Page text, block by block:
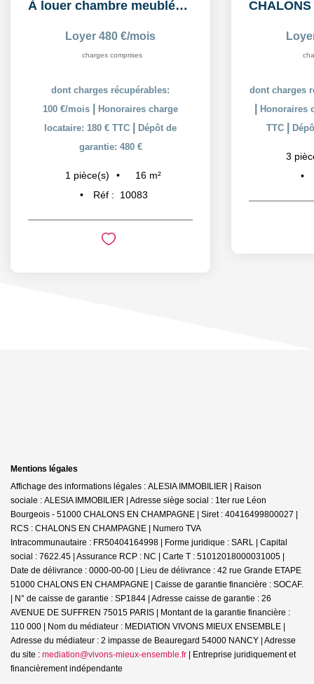
À louer chambre meublée de 16,26 m² dans un logement...
Loyer 480 €/mois
charges comprises
dont charges récupérables:
100 €/mois
Honoraires charge
locataire: 180 € TTC
Dépôt de
garantie: 480 €
1 pièce(s) 16 m²
Réf :
10083
dont charges
Honoraires
TTC
3
Mentions légales
Affichage des informations légales : ALESIA IMMOBILIER | Raison
sociale : ALESIA IMMOBILIER | Adresse siège social : 1ter rue Léon
Bourgeois - 51000 CHALONS EN CHAMPAGNE | Siret : 40416499800027 |
RCS : CHALONS EN CHAMPAGNE | Numero TVA
Intracommunautaire : FR50404164998 | Forme juridique : SARL | Capital
social : 7622.45 | Assurance RCP : NC | Carte T : 51012018000031005 |
Date de délivrance : 0000-00-00 | Lieu de délivrance : 42 rue Grande ETAPE
51000 CHALONS EN CHAMPAGNE | Caisse de garantie financière : SOCAF.
| N° de caisse de garantie : SP1844 | Adresse caisse de garantie : 26
AVENUE DE SUFFREN 75015 PARIS | Montant de la garantie financière :
110 000 | Nom du médiateur : MEDIATION VIVONS MIEUX ENSEMBLE |
Adresse du médiateur : 2 impasse de Beauregard 54000 NANCY | Adresse
du site : mediation@vivons-mieux-ensemble.fr | Entreprise juridiquement et
financièrement indépendante